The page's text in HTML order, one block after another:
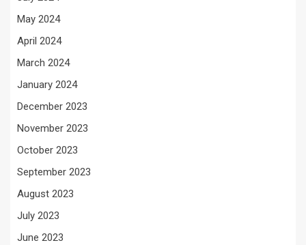
May 2024
April 2024
March 2024
January 2024
December 2023
November 2023
October 2023
September 2023
August 2023
July 2023
June 2023